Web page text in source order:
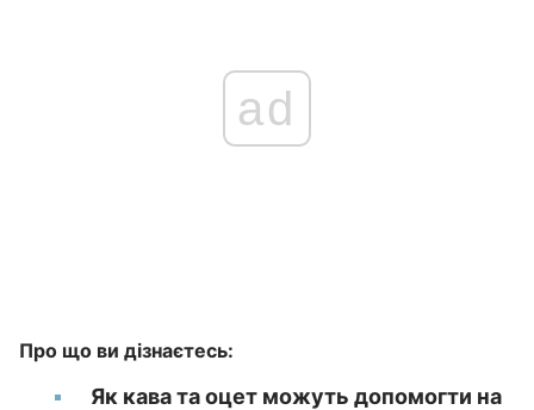
ad
Про що ви дізнаєтесь:
Як кава та оцет можуть допомогти на